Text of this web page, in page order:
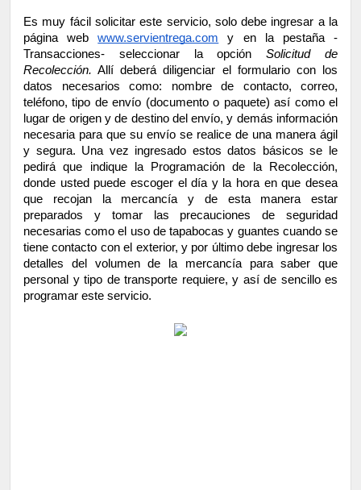
Es muy fácil solicitar este servicio, solo debe ingresar a la
página web www.servientrega.com y en la pestaña -
Transacciones- seleccionar la opción Solicitud de
Recolección. Allí deberá diligenciar el formulario con los
datos necesarios como: nombre de contacto, correo,
teléfono, tipo de envío (documento o paquete) así como el
lugar de origen y de destino del envío, y demás información
necesaria para que su envío se realice de una manera ágil
y segura. Una vez ingresado estos datos básicos se le
pedirá que indique la Programación de la Recolección,
donde usted puede escoger el día y la hora en que desea
que recojan la mercancía y de esta manera estar
preparados y tomar las precauciones de seguridad
necesarias como el uso de tapabocas y guantes cuando se
tiene contacto con el exterior, y por último debe ingresar los
detalles del volumen de la mercancía para saber que
personal y tipo de transporte requiere, y así de sencillo es
programar este servicio.